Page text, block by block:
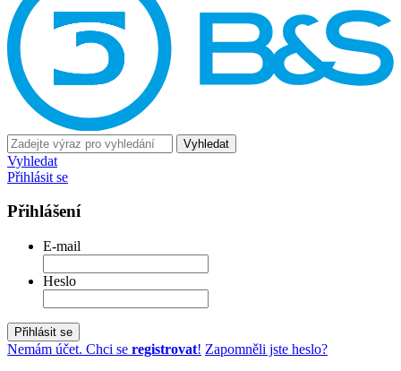
Vyhledat
Vyhledat
Přihlásit se
Přihlášení
E-mail
Heslo
Přihlásit se
Nemám účet. Chci se registrovat! Zapomněli jste heslo?